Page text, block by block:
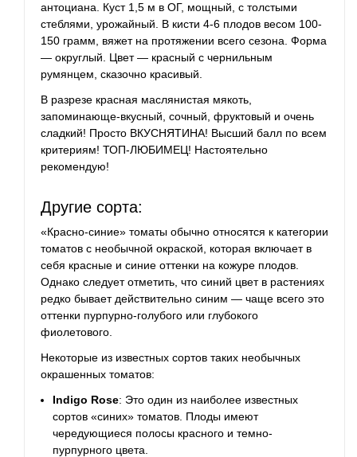
антоциана. Куст 1,5 м в ОГ, мощный, с толстыми
стеблями, урожайный. В кисти 4-6 плодов весом 100-
150 грамм, вяжет на протяжении всего сезона. Форма
— округлый. Цвет — красный с чернильным
румянцем, сказочно красивый.
В разрезе красная маслянистая мякоть,
запоминающе-вкусный, сочный, фруктовый и очень
сладкий! Просто ВКУСНЯТИНА! Высший балл по всем
критериям! ТОП-ЛЮБИМЕЦ! Настоятельно
рекомендую!
Другие сорта:
«Красно-синие» томаты обычно относятся к категории
томатов с необычной окраской, которая включает в
себя красные и синие оттенки на кожуре плодов.
Однако следует отметить, что синий цвет в растениях
редко бывает действительно синим — чаще всего это
оттенки пурпурно-голубого или глубокого
фиолетового.
Некоторые из известных сортов таких необычных
окрашенных томатов:
Indigo Rose: Это один из наиболее известных
сортов «синих» томатов. Плоды имеют
чередующиеся полосы красного и темно-
пурпурного цвета.